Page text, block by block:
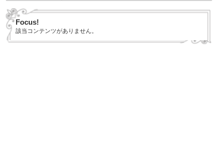
Focus!
該当コンテンツがありません。